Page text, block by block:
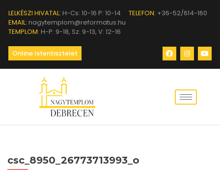
LELKÉSZI HIVATAL: H-Cs: 10-16 P: 10-14 TELEFON: +36-52/614-160
EMAIL: nagytemplom@reformatus.hu
TEMPLOM: H-P: 9-18, Sz: 9-13, V: 12-16
Online Istentisztelet
csc_8950_26773713993_o